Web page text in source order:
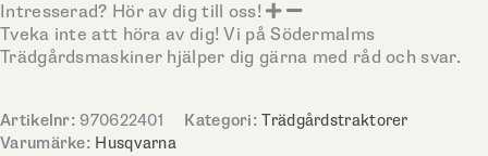
Intresserad? Hör av dig till oss!
Tveka inte att höra av dig! Vi på Södermalms
Trädgårdsmaskiner hjälper dig gärna med råd och svar.
Artikelnr:970622401 Kategori:Trädgårdstraktorer
Varumärke: Husqvarna